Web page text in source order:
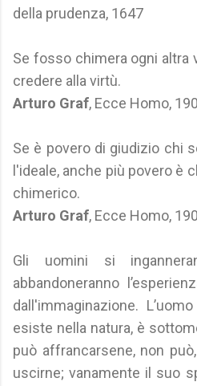
della prudenza, 1647
Se fosso chimera ogni altra
credere alla virtù.
Arturo Graf, Ecce Homo,
Se è povero di giudizio chi
l'ideale, anche più povero è
chimerico.
Arturo Graf, Ecce Homo,
Gli uomini si
abbandoneranno
dall'immaginazione.
esiste nella natura, è
può affrancarsene, non
uscirne; vanamente il suo